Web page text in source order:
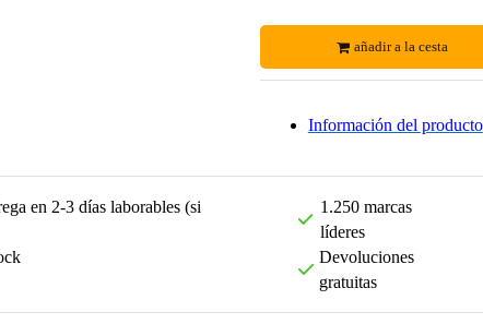
añadir a la cesta
Información del producto
en 2-3 días laborables (si
1.250 marcas
líderes
Devoluciones
gratuitas